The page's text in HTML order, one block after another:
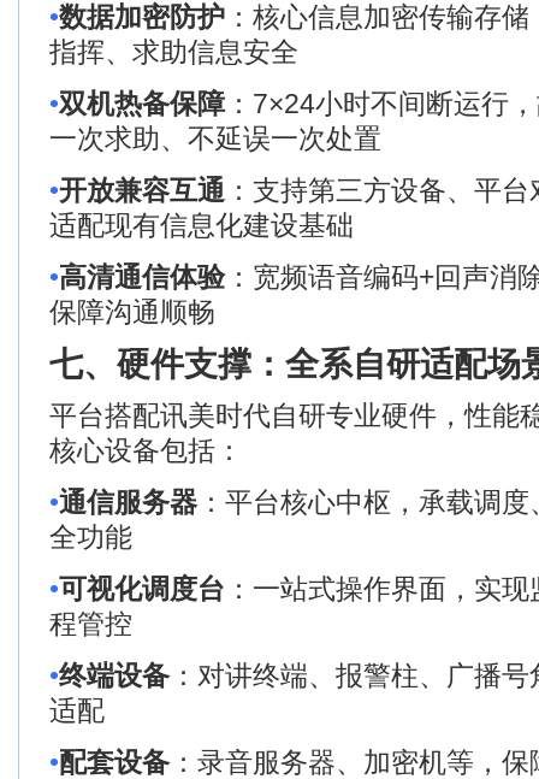
•数据加密防护 ：核心信息加密传输存
指挥、求助信息安全
•双机热备保障： 7×24小时不间断运行
一次求助、不延误一次处置
•开放兼容互通 ：支持第三方设备、平
适配现有信息化建设基础
•高清通信体验：宽频语音编码+回声消
保障沟通顺畅
七、硬件支撑：全系自研适配场
平台搭配讯美时代自研专业硬件，性能
核心设备包括：
•通信服务器 ：平台核心中枢，承载调
全功能
•可视化调度台 ：一站式操作界面，实
程管控
•终端设备：对讲终端、报警柱、广播
适配
•配套设备：录音服务器、加密机等，